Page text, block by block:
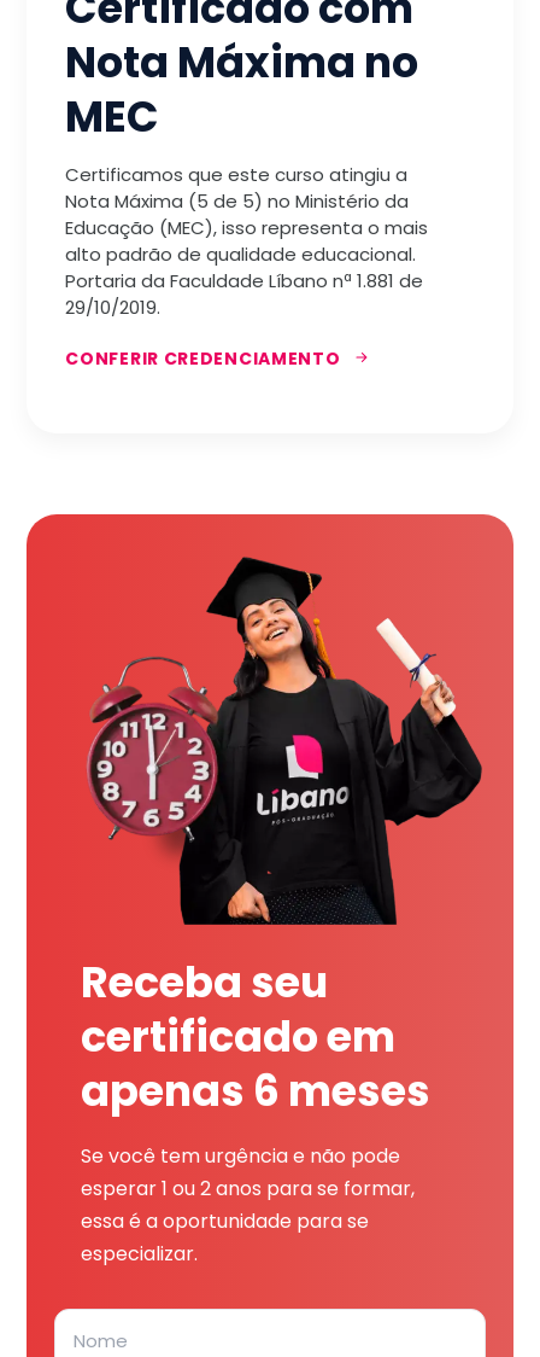
Nota Máxima no
MEC
Certificamos que este curso atingiu a
Nota Máxima (5 de 5) no Ministério da
Educação (MEC), isso representa o mais
alto padrão de qualidade educacional.
Portaria da Faculdade Líbano nª 1.881 de
29/10/2019.
CONFERIR CREDENCIAMENTO
Receba seu
certificado em
apenas 6 meses
Se você tem urgência e não pode
esperar 1 ou 2 anos para se formar,
essa é a oportunidade para se
especializar.